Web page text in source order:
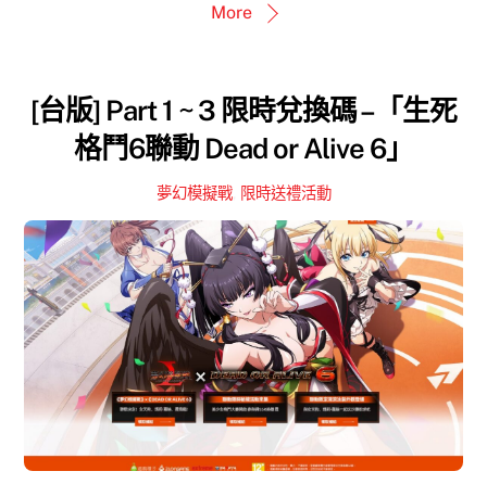
More
[台版] Part 1 ~ 3 限時兌換碼 –「生死
格鬥6聯動 Dead or Alive 6」
夢幻模擬戰, 限時送禮活動